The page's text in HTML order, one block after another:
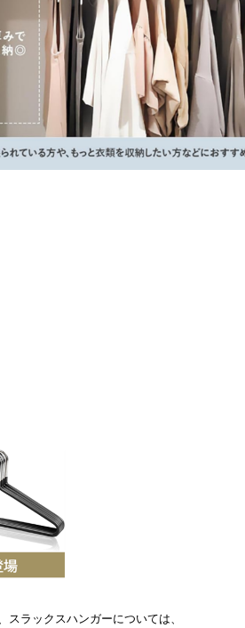
ラックスハンガーについては、